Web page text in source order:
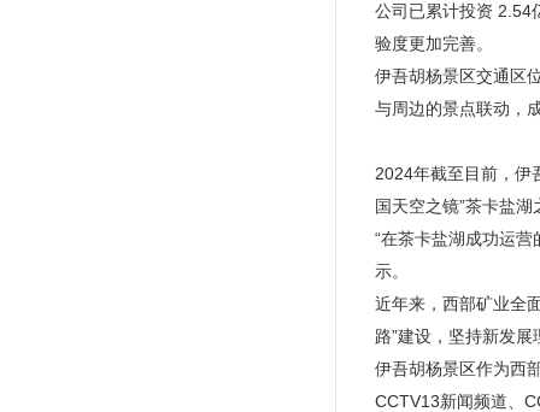
公司已累计投资 2.54
验度更加完善。
伊吾胡杨景区交通区
与周边的景点联动，
2024年截至目前，伊
国天空之镜”茶卡盐
“在茶卡盐湖成功运
示。
近年来，西部矿业全
路”建设，坚持新发
伊吾胡杨景区作为西
CCTV13新闻频道、